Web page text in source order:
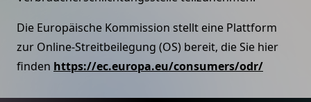
Die Europäische Kommission stellt eine Plattform
zur Online-Streitbeilegung (OS) bereit, die Sie hier
finden https://ec.europa.eu/consumers/odr/